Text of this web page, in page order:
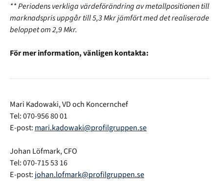
** Periodens verkliga värdeförändring av metallpositionen till
marknadspris uppgår till 5,3 Mkr jämfört med det realiserade
beloppet om 2,9 Mkr.
För mer information, vänligen kontakta:
Mari Kadowaki, VD och Koncernchef
Tel: 070-956 80 01
E-post: mari.kadowaki@profilgruppen.se
Johan Löfmark, CFO
Tel: 070-715 53 16
E-post: johan.lofmark@profilgruppen.se